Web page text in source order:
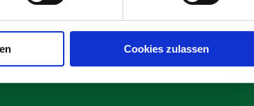
Cookies zulassen